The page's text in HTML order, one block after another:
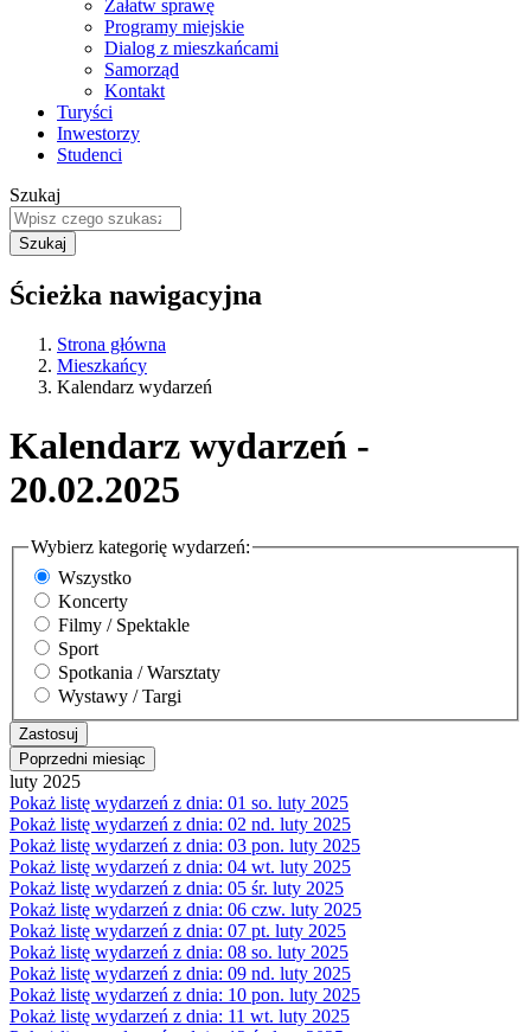
Załatw sprawę
Programy miejskie
Dialog z mieszkańcami
Samorząd
Kontakt
Turyści
Inwestorzy
Studenci
Szukaj
Ścieżka nawigacyjna
Strona główna
Mieszkańcy
Kalendarz wydarzeń
Kalendarz wydarzeń -
20.02.2025
Wybierz kategorię wydarzeń:
Wszystko
Koncerty
Filmy / Spektakle
Sport
Spotkania / Warsztaty
Wystawy / Targi
Poprzedni miesiąc
luty 2025
Pokaż listę wydarzeń z dnia: 01 so. luty 2025
Pokaż listę wydarzeń z dnia: 02 nd. luty 2025
Pokaż listę wydarzeń z dnia: 03 pon. luty 2025
Pokaż listę wydarzeń z dnia: 04 wt. luty 2025
Pokaż listę wydarzeń z dnia: 05 śr. luty 2025
Pokaż listę wydarzeń z dnia: 06 czw. luty 2025
Pokaż listę wydarzeń z dnia: 07 pt. luty 2025
Pokaż listę wydarzeń z dnia: 08 so. luty 2025
Pokaż listę wydarzeń z dnia: 09 nd. luty 2025
Pokaż listę wydarzeń z dnia: 10 pon. luty 2025
Pokaż listę wydarzeń z dnia: 11 wt. luty 2025